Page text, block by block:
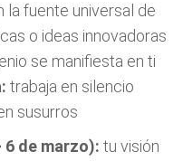
fuente universal de
o ideas innovadoras
se manifiesta en ti
trabaja en silencio
susurros
de marzo): tu visión